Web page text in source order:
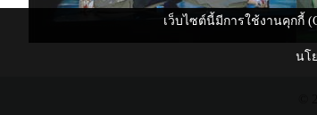
©
เว็บไซต์นี้มีการใช้งานคุกกี้
นโ